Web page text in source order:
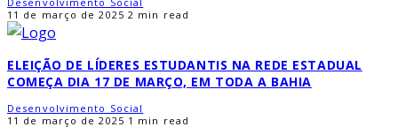
11 de março de 2025 2 min read
ELEIÇÃO DE LÍDERES ESTUDANTIS NA REDE ESTADUAL
COMEÇA DIA 17 DE MARÇO, EM TODA A BAHIA
Desenvolvimento Social
11 de março de 2025 1 min read